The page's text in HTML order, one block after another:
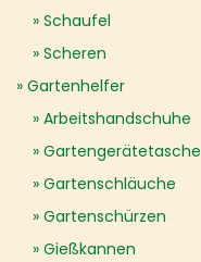
Schaufel
Scheren
Gartenhelfer
Arbeitshandschuhe
Gartengerätetasche
Gartenschläuche
Gartenschürzen
Gießkannen